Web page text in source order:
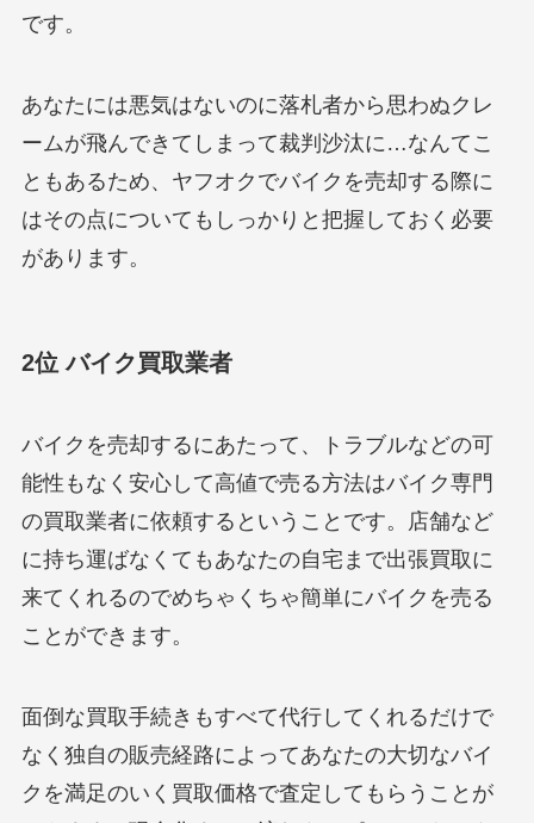
です。
あなたには悪気はないのに落札者から思わぬクレ
ームが飛んできてしまって裁判沙汰に…なんてこ
ともあるため、ヤフオクでバイクを売却する際に
はその点についてもしっかりと把握しておく必要
があります。
2位 バイク買取業者
バイクを売却するにあたって、トラブルなどの可
能性もなく安心して高値で売る方法はバイク専門
の買取業者に依頼するということです。店舗など
に持ち運ばなくてもあなたの自宅まで出張買取に
来てくれるのでめちゃくちゃ簡単にバイクを売る
ことができます。
面倒な買取手続きもすべて代行してくれるだけで
なく独自の販売経路によってあなたの大切なバイ
クを満足のいく買取価格で査定してもらうことが